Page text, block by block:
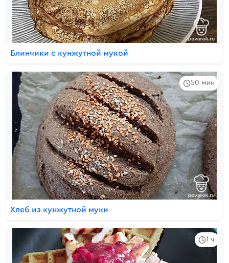
Блинчики с кунжутной мукой
50 мин
Хлеб из кунжутной муки
1 ч